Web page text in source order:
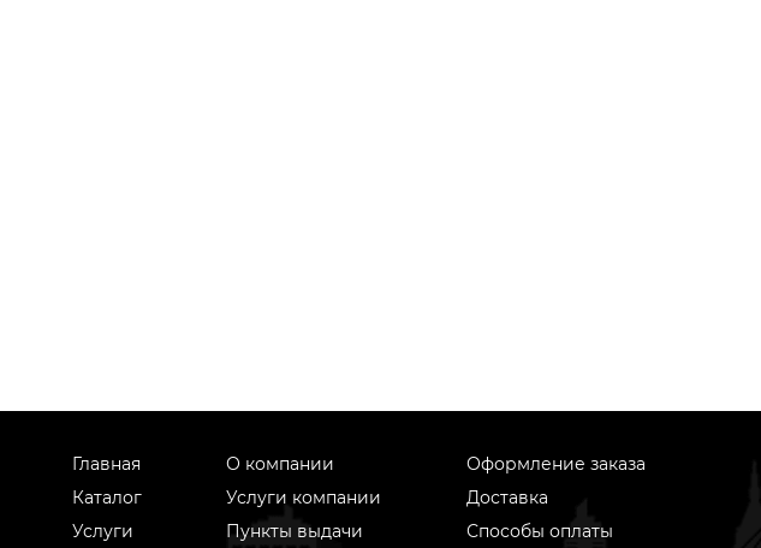
Главная
Каталог
Услуги
О компании
Услуги компании
Пункты выдачи
Оформление заказа
Доставка
Способы оплаты